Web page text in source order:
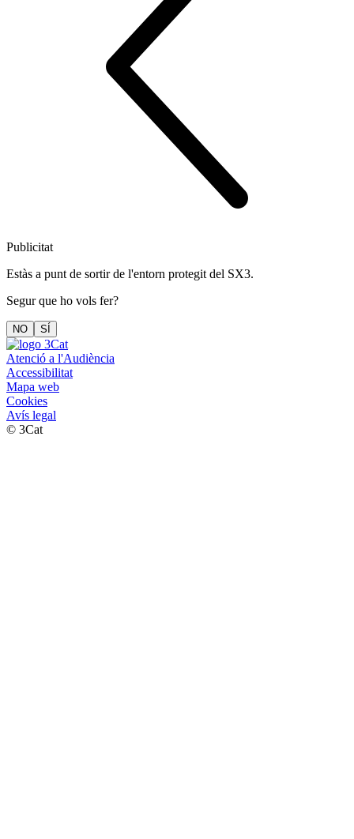
Publicitat
Estàs a punt de sortir de l'entorn protegit del SX3.
Segur que ho vols fer?
NO SÍ
Atenció a l'Audiència
Accessibilitat
Mapa web
Cookies
Avís legal
© 3Cat